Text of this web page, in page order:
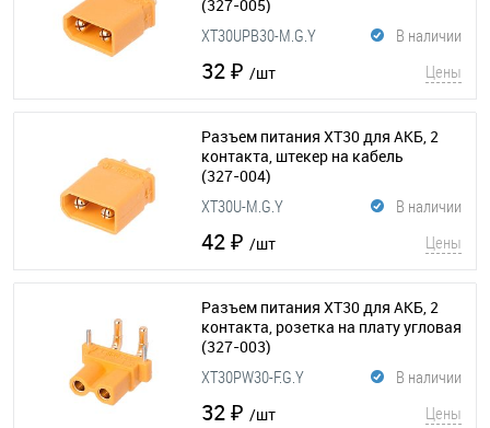
(327-005)
В наличии
XT30UPB30-M.G.Y
32 ₽ /шт Цены
Разъем питания XT30 для АКБ, 2
контакта, штекер на кабель
(327-004)
В наличии
XT30U-M.G.Y
42 ₽ /шт Цены
Разъем питания XT30 для АКБ, 2
контакта, розетка на плату угловая
(327-003)
В наличии
XT30PW30-F.G.Y
32 ₽ /шт Цены